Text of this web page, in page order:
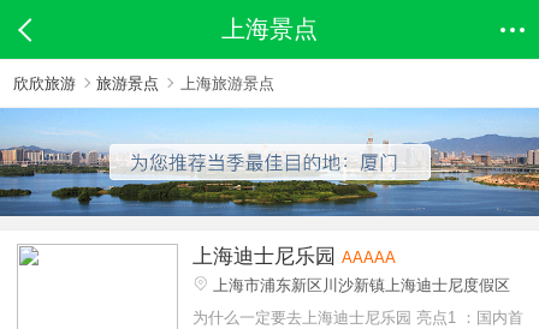
上海景点
欣欣旅游 旅游景点 上海旅游景点
上海迪士尼乐园 AAAAA
上海市浦东新区川沙新镇上海迪士尼度假区
为什么一定要去上海迪士尼乐园 亮点1 ：国内首